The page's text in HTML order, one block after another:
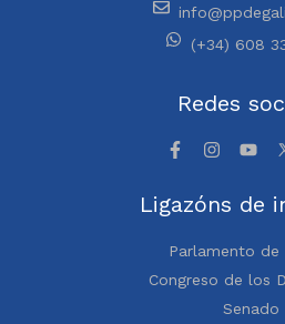
(+34) 608
Redes
Ligazóns de
Parlamento de
Congreso de los
Senado